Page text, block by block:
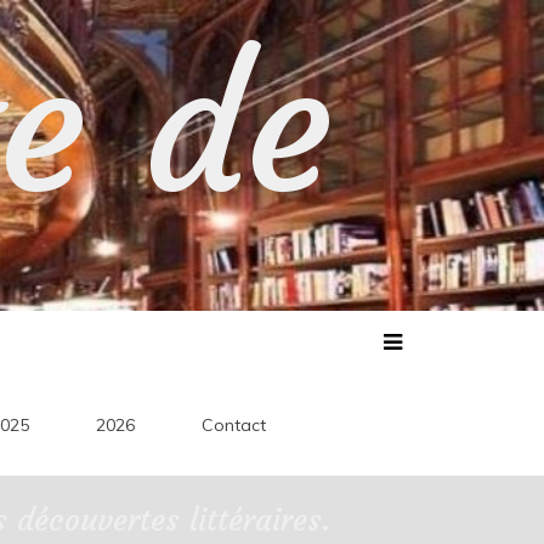
de
2026 Contact